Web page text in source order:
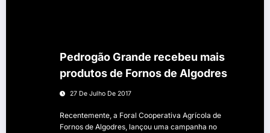
Pedrogão Grande recebeu mais
produtos de Fornos de Algodres
27 De Julho De 2017
Recentemente, a Foral Cooperativa Agrícola de
Fornos de Algodres, lançou uma campanha no